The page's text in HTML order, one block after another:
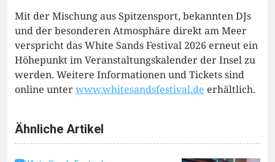
Mit der Mischung aus Spitzensport, bekannten DJs
und der besonderen Atmosphäre direkt am Meer
verspricht das White Sands Festival 2026 erneut ein
Höhepunkt im Veranstaltungskalender der Insel zu
werden. Weitere Informationen und Tickets sind
online unterwww.whitesandsfestival.de erhältlich.
Ähnliche Artikel